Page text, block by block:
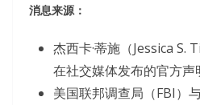
消息来源：
杰西卡·蒂施（Jessica S.
在社交媒体发布的官方声
美国联邦调查局（FBI）